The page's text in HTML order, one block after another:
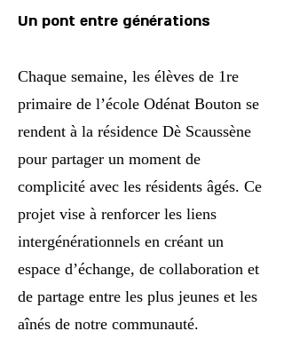
Un pont entre générations
Chaque semaine, les élèves de 1re
primaire de l’école Odénat Bouton se
rendent à la résidence Dè Scaussène
pour partager un moment de
complicité avec les résidents âgés. Ce
projet vise à renforcer les liens
intergénérationnels en créant un
espace d’échange, de collaboration et
de partage entre les plus jeunes et les
aînés de notre communauté.